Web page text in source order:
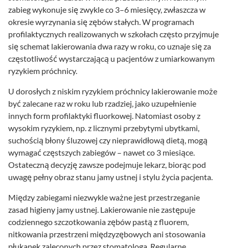
zabieg wykonuje się zwykle co 3–6 miesięcy, zwłaszcza w
okresie wyrzynania się zębów stałych. W programach
profilaktycznych realizowanych w szkołach często przyjmuje
się schemat lakierowania dwa razy w roku, co uznaje się za
częstotliwość wystarczającą u pacjentów z umiarkowanym
ryzykiem próchnicy.
U dorosłych z niskim ryzykiem próchnicy lakierowanie może
być zalecane raz w roku lub rzadziej, jako uzupełnienie
innych form profilaktyki fluorkowej. Natomiast osoby z
wysokim ryzykiem, np. z licznymi przebytymi ubytkami,
suchością błony śluzowej czy nieprawidłową dietą, mogą
wymagać częstszych zabiegów – nawet co 3 miesiące.
Ostateczną decyzję zawsze podejmuje lekarz, biorąc pod
uwagę pełny obraz stanu jamy ustnej i stylu życia pacjenta.
Między zabiegami niezwykle ważne jest przestrzeganie
zasad higieny jamy ustnej. Lakierowanie nie zastępuje
codziennego szczotkowania zębów pastą z fluorem,
nitkowania przestrzeni międzyzębowych ani stosowania